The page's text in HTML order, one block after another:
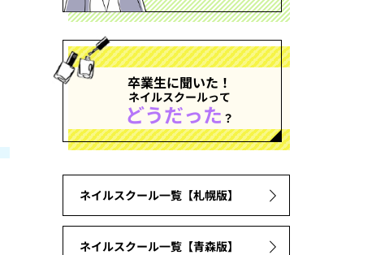
卒業生に聞いた！
ネイルスクールって
どうだった ？
ネイルスクール一覧【札幌版】
ネイルスクール一覧【青森版】